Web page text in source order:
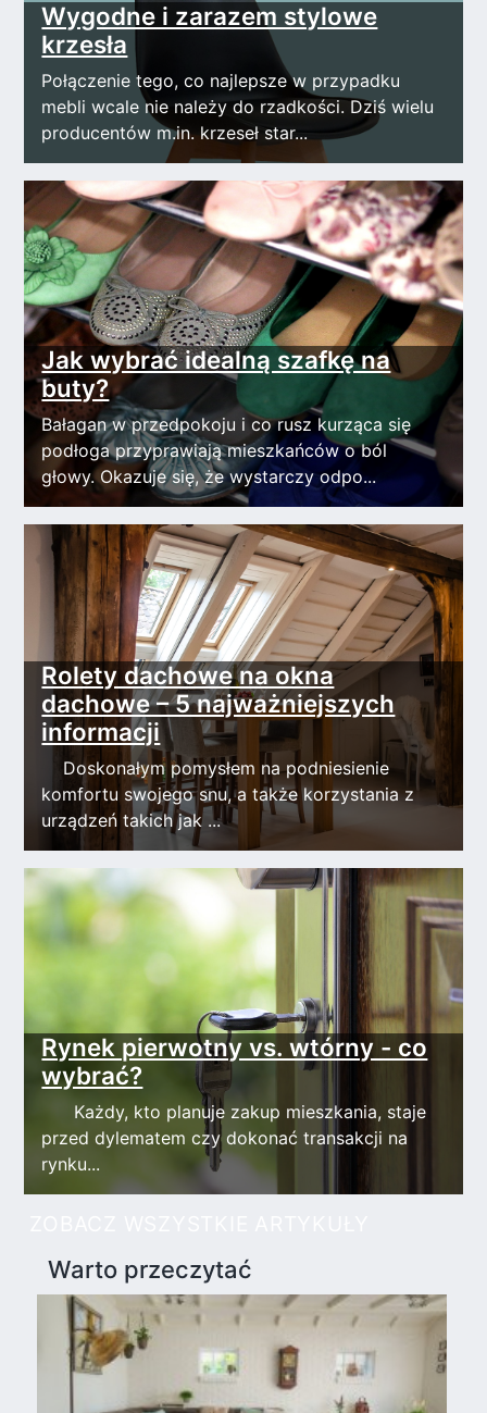
Wygodne i zarazem stylowe
krzesła
Połączenie tego, co najlepsze w przypadku
mebli wcale nie należy do rzadkości. Dziś wielu
producentów m.in. krzeseł star...
Jak wybrać idealną szafkę na
buty?
Bałagan w przedpokoju i co rusz kurząca się
podłoga przyprawiają mieszkańców o ból
głowy. Okazuje się, że wystarczy odpo...
Rolety dachowe na okna
dachowe – 5 najważniejszych
informacji
Doskonałym pomysłem na podniesienie
komfortu swojego snu, a także korzystania z
urządzeń takich jak ...
Rynek pierwotny vs. wtórny - co
wybrać?
Każdy, kto planuje zakup mieszkania, staje
przed dylematem czy dokonać transakcji na
rynku...
Warto przeczytać